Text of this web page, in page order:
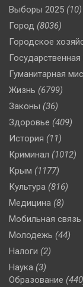
Выборы 2025 (10)
Город (8036)
Городское
Гуманитарная
Жизнь (6799)
Законы (36)
Здоровье (409)
История (11)
Криминал (1012)
Крым (1177)
Культура (816)
Медицина (8)
Мобильная связь
Молодежь (44)
Налоги (2)
Наука (3)
Образование